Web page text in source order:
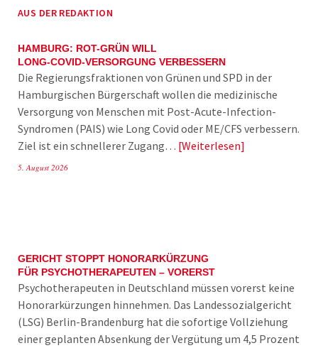
AUS DER REDAKTION
HAMBURG: ROT-GRÜN WILL
LONG-COVID-VERSORGUNG VERBESSERN
Die Regierungsfraktionen von Grünen und SPD in der
Hamburgischen Bürgerschaft wollen die medizinische
Versorgung von Menschen mit Post-Acute-Infection-
Syndromen (PAIS) wie Long Covid oder ME/CFS verbessern.
Ziel ist ein schnellerer Zugang… Weiterlesen
5. August 2026
GERICHT STOPPT HONORARKÜRZUNG
FÜR PSYCHOTHERAPEUTEN – VORERST
Psychotherapeuten in Deutschland müssen vorerst keine
Honorarkürzungen hinnehmen. Das Landessozialgericht
(LSG) Berlin-Brandenburg hat die sofortige Vollziehung
einer geplanten Absenkung der Vergütung um 4,5 Prozent